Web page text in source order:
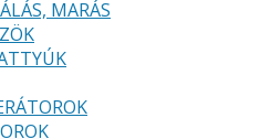
MARÁS